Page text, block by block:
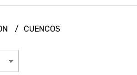
CUENCOS